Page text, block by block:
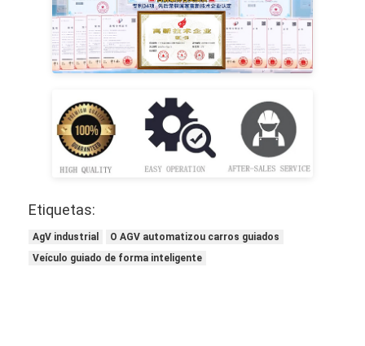
Etiquetas:
AgV industrial
O AGV automatizou carros guiados
Veículo guiado de forma inteligente